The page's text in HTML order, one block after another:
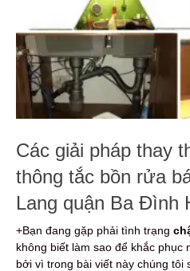
Các giải pháp thay
thông tắc bồn rửa
Lang quận Ba Đình
+Bạn đang gặp phải tình trạng
không biết làm sao để khắc phục
bởi vì trong bài viết này chúng tôi